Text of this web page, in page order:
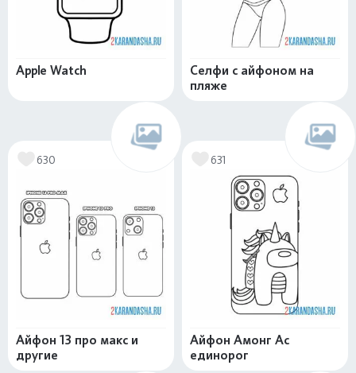
Apple Watch
Селфи с айфоном на
пляже
630
Айфон 13 про макс и
другие
631
Айфон Амонг Ас
единорог